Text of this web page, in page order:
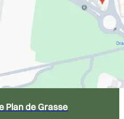
Plan de Grasse